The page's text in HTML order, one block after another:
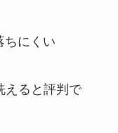
ちにくい
えると評判で